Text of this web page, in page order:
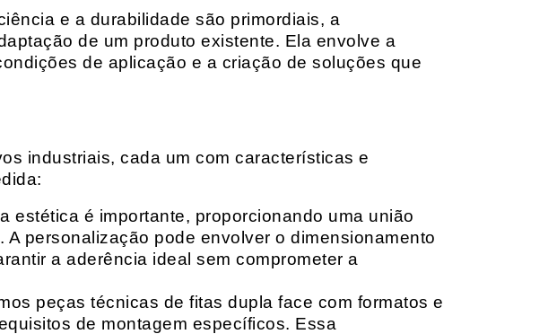
e a durabilidade são primordiais, a
de um produto existente. Ela envolve a
de aplicação e a criação de soluções que
industriais, cada um com características e
estética é importante, proporcionando uma união
personalização pode envolver o dimensionamento
a aderência ideal sem comprometer a
peças técnicas de fitas dupla face com formatos e
de montagem específicos. Essa